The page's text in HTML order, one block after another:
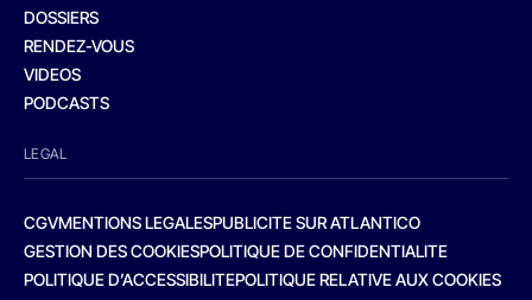
DOSSIERS
RENDEZ-VOUS
VIDEOS
PODCASTS
LEGAL
CGVMENTIONS LEGALESPUBLICITE SUR ATLANTICO
GESTION DES COOKIESPOLITIQUE DE CONFIDENTIALITE
POLITIQUE D’ACCESSIBILITEPOLITIQUE RELATIVE AUX COOKIES